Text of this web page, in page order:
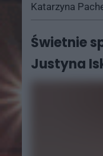
Katarzyna
Świetnie
Justyna